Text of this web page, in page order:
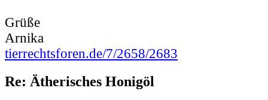
Grüße
Arnika
tierrechtsforen.de/7/2658/2683
Re: Ätherisches Honigöl